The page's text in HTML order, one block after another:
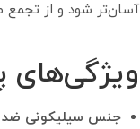
آسان‌تر شود و از تجمع
ویژگی‌های
جنس سیلیکونی